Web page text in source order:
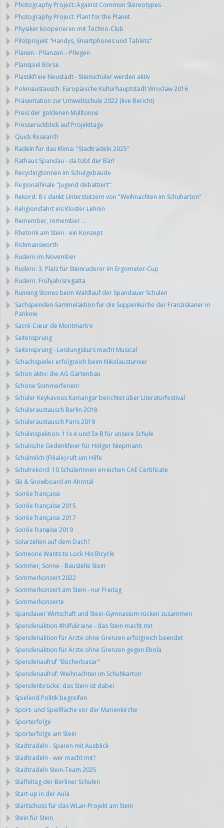
Photography Project: Against Common Stereotypes
Photography Project: Plant for the Planet
Physiker kooperieren mit Techno-Club
Pilotprojekt "Handys, Smartphones und Tablets"
Planen - Pflanzen – Pflegen
Planspiel Börse
Plastikfreie Neustadt - Steinschüler werden aktiv
Polenaustausch: Europäische Kulturhauptstadt Wroclaw 2016
Präsentation zur Umweltschule 2022 (live Bericht)
Preis der goldenen Mülltonne
Presserückblick auf Projekttage
Quick Research
Radeln für das Klima: "Stadtradeln 2025"
Rathaus Spandau - da tobt der Bär!
Recyclingtonnen im Schulgebäude
Regionalfinale "Jugend debattiert"
Rekord: 8 c dankt Unterstützern von "Weihnachten im Schuharton"
Religionsfahrt ins Kloster Lehnin
Remember, remember ...
Rhetorik am Stein - ein Konzept
Rickmansworth
Rudern im November
Rudern: 3. Platz für Steinruderer im Ergometer-Cup
Rudern: Frühjahrsregatta
Running Stones beim Waldlauf der Spandauer Schulen
Sachspenden-Sammelaktion für die Suppenküche der Franziskaner in
Pankow
Sacré-Cœur de Montmartre
Saitensprung
Saitensprung - Leistungskurs macht Musical
Schachspieler erfolgreich beim Nikolausturnier
Schon aktiv: die AG Gartenbau
Schöne Sommerferien!
Schüler Keykavous Kamangar berichtet über Literaturfestival
Schüleraustausch Berlin 2018
Schüleraustausch Paris 2019
Schulinspektion: 11x A und 5x B für unsere Schule
Schulische Gedenkfeier für Holger Niepmann
Schulmilch (Filiale) ruft um Hilfe
Schulrekord: 10 SchülerInnen erreichen CAE Certificate
Ski & Snowboard im Ahrntal
Soirée française
Soirée française 2015
Soirée française 2017
Soirée franҫaise 2019
Solarzellen auf dem Dach?
Someone Wants to Lock His Bicycle
Sommer, Sonne - Baustelle Stein
Sommerkonzert 2022
Sommerkonzert am Stein - nur Freitag
Sommerkonzerte
Spandauer Wirtschaft und Stein-Gymnasium rücken zusammen
Spendenaktion #hilfukraine - das Stein macht mit
Spendenaktion für Ärzte ohne Grenzen erfolgreich beendet
Spendenaktion für Ärzte ohne Grenzen gegen Ebola
Spendenaufruf "Bücherbasar"
Spendenaufruf: Weihnachten im Schuhkarton
Spendenbrücke: das Stein ist dabei
Spielend Politik begreifen
Sport- und Spielfläche vor der Marienkirche
Sporterfolge
Sporterfolge am Stein
Stadtradeln - Sparen mit Ausblick
Stadtradeln - wer macht mit?
Stadtradeln Stein-Team 2025
Staffeltag der Berliner Schulen
Start-up in der Aula
Startschuss für das WLan-Projekt am Stein
Stein für Stein